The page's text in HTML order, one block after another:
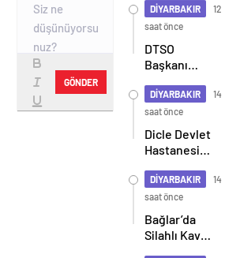
GÖNDER
DİYARBAKIR
12
saat önce
DTSO
Başkanı
yıllık
çatışma
bitiyor,
şimdi
ve kalkınma
zamanı
DİYARBAKIR
14
saat önce
Dicle Devlet
Hastanesi
Başladı:
İlçede Sağlık
Hizmetlerinde
Yeni Dönem
DİYARBAKIR
14
saat önce
Bağlar’da
Silahlı Kavga